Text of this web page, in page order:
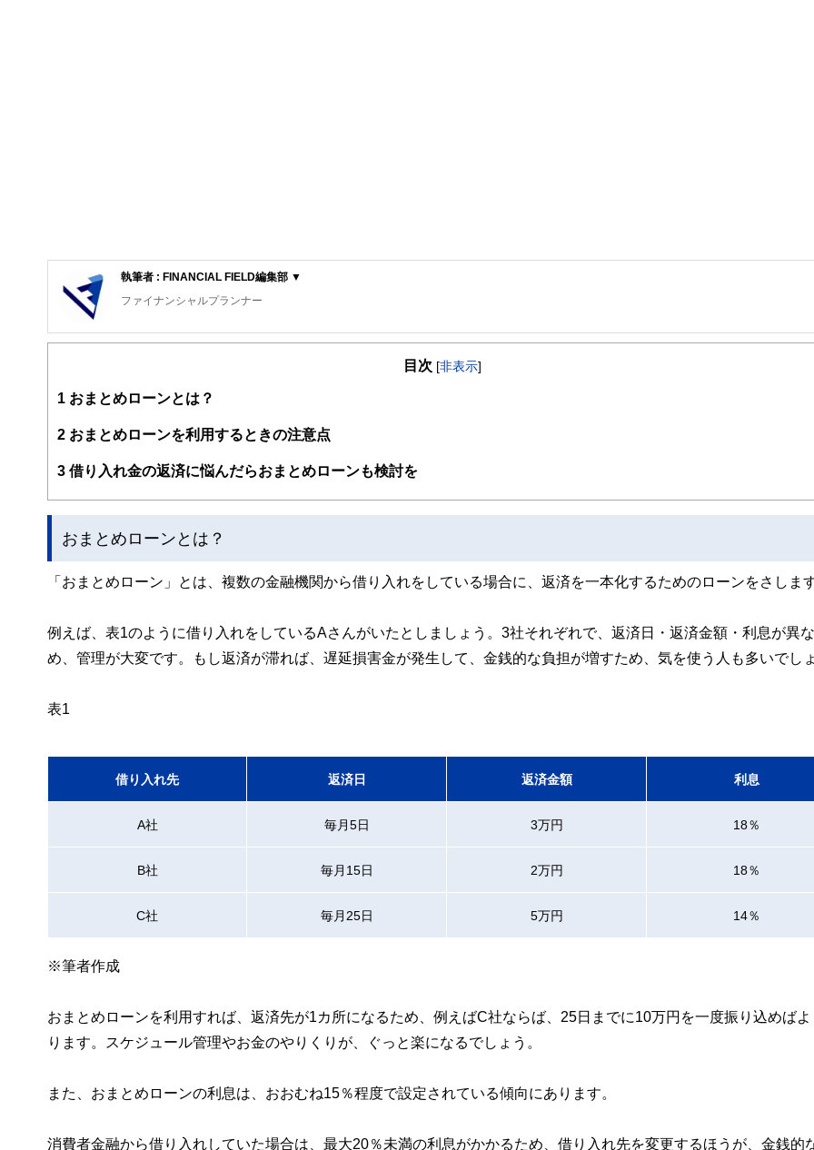
執筆者 : FINANCIAL FIELD編集部 ▼
ファイナンシャルプランナー
FinancialField編集部は、金融、経済に関する記事を、日々の暮らしにどのような影響を与えるかという視点で、お金の知識がない方でも理解
案から記事掲載まですべての工程に関わることで、読者目線のコンテンツを追求しています。
FinancialFieldの特徴は、ファイナンシャルプランナー、弁護士、税理士、宅地建物取引士、相続診断士、住宅ローンアドバイザー、DCプラン
ー、公認会計士、社会保険労務士、行政書士、投資アナリスト、キャリアコンサルタントなど150名以上の有資格者を執筆者・監修者として迎
私たちは、快適でより良い生活のアイデアを提供するお金のコンシェルジュを目指します。
目次 [非表示]
1 おまとめローンとは？
2 おまとめローンを利用するときの注意点
3 借り入れ金の返済に悩んだらおまとめローンも検討を
おまとめローンとは？
「おまとめローン」とは、複数の金融機関から借り入れをしている場合に、返済を一本化するためのローンをさします
例えば、表1のように借り入れをしているAさんがいたとしましょう。3社それぞれで、返済日・返済金額・利息が異
め、管理が大変です。もし返済が滞れば、遅延損害金が発生して、金銭的な負担が増すため、気を使う人も多いでしょ
表1
借り入れ先 返済日 返済金額 利息
A社 毎月5日 3万円 18％
B社 毎月15日 2万円 18％
C社 毎月25日 5万円 14％
※筆者作成
おまとめローンを利用すれば、返済先が1カ所になるため、例えばC社ならば、25日までに10万円を一度振り込めばよ
ります。スケジュール管理やお金のやりくりが、ぐっと楽になるでしょう。
また、おまとめローンの利息は、おおむね15％程度で設定されている傾向にあります。
消費者金融から借り入れしていた場合は、最大20％未満の利息がかかるため、借り入れ先を変更するほうが、金銭的